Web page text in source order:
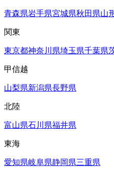
青森県岩手県宮城県秋田県山
関東
東京都神奈川県埼玉県千葉県
甲信越
山梨県新潟県長野県
北陸
富山県石川県福井県
東海
愛知県岐阜県静岡県三重県